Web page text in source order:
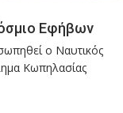
Εφήβων
ο Ναυτικός
Κωπηλασίας